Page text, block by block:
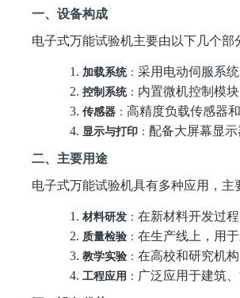
一、设备构成
电子式万能试验机主要由以下几个部
1. 加载系统： 采用电动伺服系
2. 控制系统： 内置微机控制模
3. 传感器： 高精度负载传感器
4. 显示与打印： 配备大屏幕显
二、主要用途
电子式万能试验机具有多种应用，主
1. 材料研发： 在新材料开发过
2. 质量检验： 在生产线上，用
3. 教学实验： 在高校和研究机
4. 工程应用 ： 广泛应用于建筑